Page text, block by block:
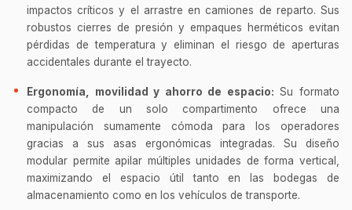
impactos críticos y el arrastre en camiones de reparto. Sus
robustos cierres de presión y empaques herméticos evitan
pérdidas de temperatura y eliminan el riesgo de aperturas
accidentales durante el trayecto.
Ergonomía, movilidad y ahorro de espacio: Su formato
compacto de un solo compartimento ofrece una
manipulación sumamente cómoda para los operadores
gracias a sus asas ergonómicas integradas. Su diseño
modular permite apilar múltiples unidades de forma vertical,
maximizando el espacio útil tanto en las bodegas de
almacenamiento como en los vehículos de transporte.